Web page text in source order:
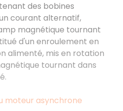
des bobines
courant alternatif,
magnétique tournant
d'un enroulement en
alimenté, mis en rotation
tournant dans
moteur asynchrone